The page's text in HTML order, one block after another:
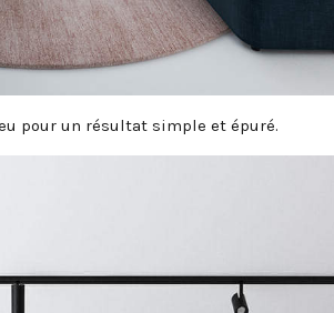
pour un résultat simple et épuré.